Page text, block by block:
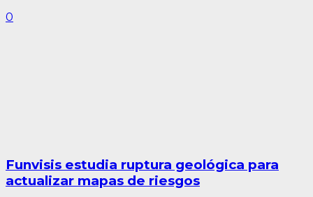
0
Funvisis estudia ruptura geológica para
actualizar mapas de riesgos